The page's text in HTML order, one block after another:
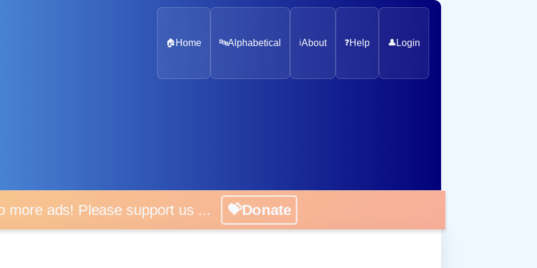
🏠 Home 🔤Alphabetical ℹ️About ❓Help 👤 Login
ads! Please support us ... 💝Donate